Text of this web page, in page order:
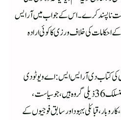
ناپسند کرے۔ اس کے جواب میں آر ایس
کی خلاف ورزی کا کوئی ارادہ
کی کتا ب دی آر ایس ایس: اے ویو ٹو دی
انسائیڈ کے مطابق آر ایس ایس سے منسلک 36 ذیلی گروہ ہیں، جو سیاست،
قبائلی بہبود اور سابق فوجیوں کے